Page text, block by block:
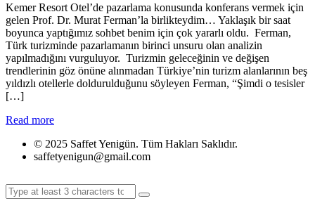
Kemer Resort Otel’de pazarlama konusunda konferans vermek için
gelen Prof. Dr. Murat Ferman’la birlikteydim… Yaklaşık bir saat
boyunca yaptığımız sohbet benim için çok yararlı oldu. Ferman,
Türk turizminde pazarlamanın birinci unsuru olan analizin
yapılmadığını vurguluyor. Turizmin geleceğinin ve değişen
trendlerinin göz önüne alınmadan Türkiye’nin turizm alanlarının beş
yıldızlı otellerle doldurulduğunu söyleyen Ferman, “Şimdi o tesisler
[…]
Read more
© 2025 Saffet Yenigün. Tüm Hakları Saklıdır.
saffetyenigun@gmail.com